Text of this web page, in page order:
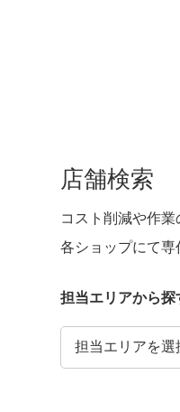
店舗検索
コスト削減や作業
各ショップにて
担当エリアから探